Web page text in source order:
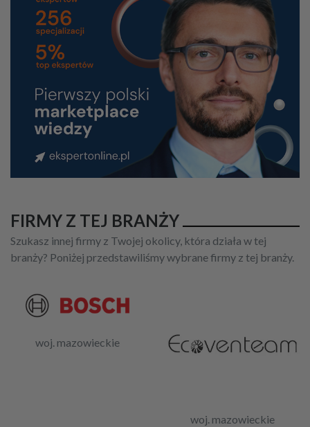
FIRMY Z TEJ BRANŻY
Szukasz innej firmy z Twojej okolicy, która działa w tej
branży? Poniżej przedstawiliśmy wybrane firmy z tej branży.
woj. mazowieckie
woj. mazowieckie